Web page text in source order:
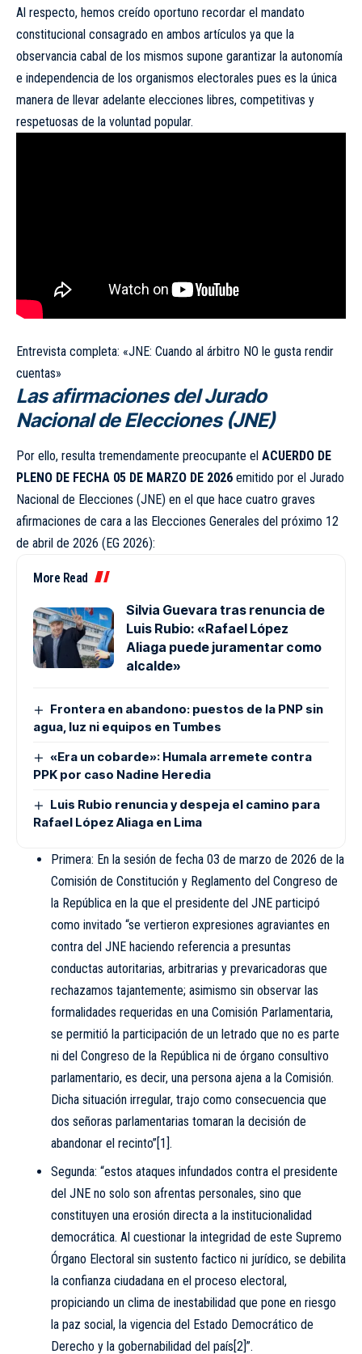
Al respecto, hemos creído oportuno recordar el mandato
constitucional consagrado en ambos artículos ya que la
observancia cabal de los mismos supone garantizar la autonomía
e independencia de los organismos electorales pues es la única
manera de llevar adelante elecciones libres, competitivas y
respetuosas de la voluntad popular.
Entrevista completa: «JNE: Cuando al árbitro NO le gusta rendir
cuentas»
Las afirmaciones del Jurado
Nacional de Elecciones (JNE)
Por ello, resulta tremendamente preocupante el ACUERDO DE
PLENO DE FECHA 05 DE MARZO DE 2026 emitido por el Jurado
Nacional de Elecciones (JNE) en el que hace cuatro graves
afirmaciones de cara a las Elecciones Generales del próximo 12
de abril de 2026 (EG 2026):
More Read
Silvia Guevara tras renuncia de
Luis Rubio: «Rafael López
Aliaga puede juramentar como
alcalde»
Frontera en abandono: puestos de la PNP sin
agua, luz ni equipos en Tumbes
«Era un cobarde»: Humala arremete contra
PPK por caso Nadine Heredia
Luis Rubio renuncia y despeja el camino para
Rafael López Aliaga en Lima
Primera: En la sesión de fecha 03 de marzo de 2026 de la
Comisión de Constitución y Reglamento del Congreso de
la República en la que el presidente del JNE participó
como invitado “se vertieron expresiones agraviantes en
contra del JNE haciendo referencia a presuntas
conductas autoritarias, arbitrarias y prevaricadoras que
rechazamos tajantemente; asimismo sin observar las
formalidades requeridas en una Comisión Parlamentaria,
se permitió la participación de un letrado que no es parte
ni del Congreso de la República ni de órgano consultivo
parlamentario, es decir, una persona ajena a la Comisión.
Dicha situación irregular, trajo como consecuencia que
dos señoras parlamentarias tomaran la decisión de
abandonar el recinto”[1].
Segunda: “estos ataques infundados contra el presidente
del JNE no solo son afrentas personales, sino que
constituyen una erosión directa a la institucionalidad
democrática. Al cuestionar la integridad de este Supremo
Órgano Electoral sin sustento factico ni jurídico, se debilita
la confianza ciudadana en el proceso electoral,
propiciando un clima de inestabilidad que pone en riesgo
la paz social, la vigencia del Estado Democrático de
Derecho y la gobernabilidad del país [2] ”.